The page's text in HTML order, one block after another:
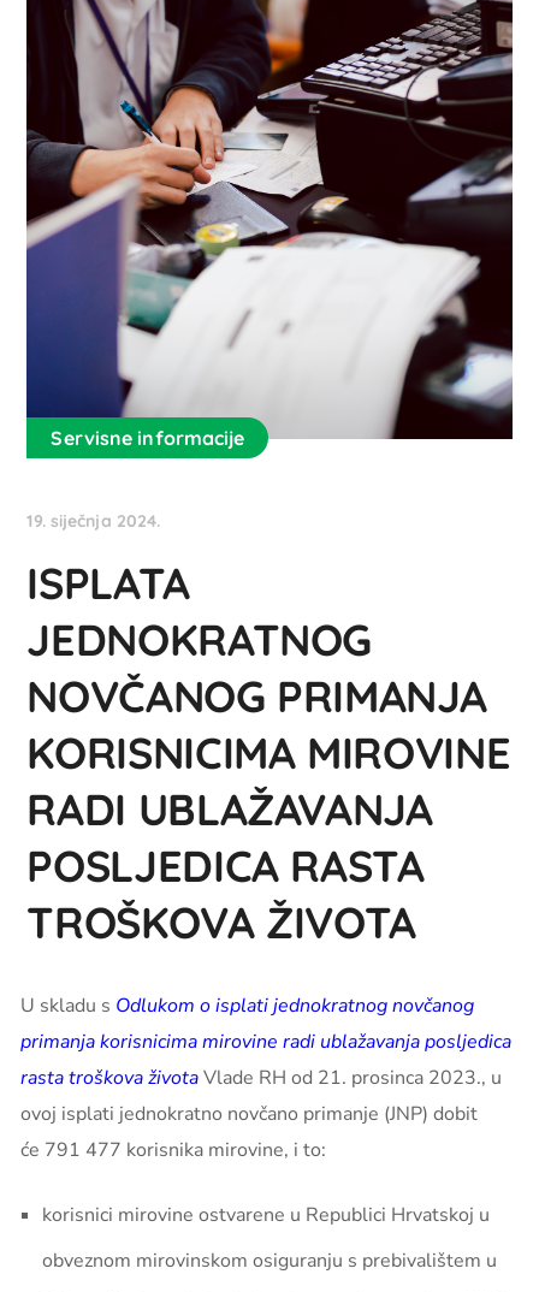
Servisne informacije
19. siječnja 2024.
ISPLATA
JEDNOKRATNOG
NOVČANOG PRIMANJA
KORISNICIMA MIROVINE
RADI UBLAŽAVANJA
POSLJEDICA RASTA
TROŠKOVA ŽIVOTA
U skladu s Odlukom o isplati jednokratnog novčanog
primanja korisnicima mirovine radi ublažavanja posljedica
rasta troškova životaVlade RH od 21. prosinca 2023., u
ovoj isplati jednokratno novčano primanje (JNP) dobit
će 791 477 korisnika mirovine, i to:
korisnici mirovine ostvarene u Republici Hrvatskoj u
obveznom mirovinskom osiguranju s prebivalištem u